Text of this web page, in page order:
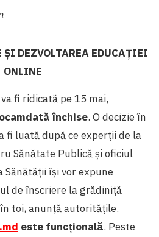
DEZVOLTAREA EDUCAȚIEI
ONLINE
fi ridicată pe 15 mai,
închise. O decizie în
fi luată după ce experții de la
Sănătate Publică și oficiul
Sănătății își vor expune
de înscriere la grădiniță
toi, anunță autoritățile.
este funcțională. Peste